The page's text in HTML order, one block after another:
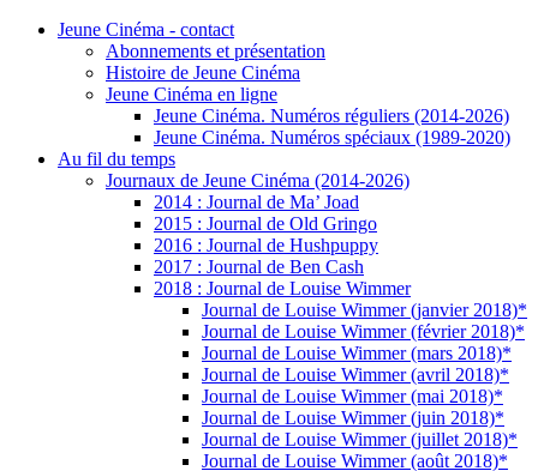
Jeune Cinéma - contact
Abonnements et présentation
Histoire de Jeune Cinéma
Jeune Cinéma en ligne
Jeune Cinéma. Numéros réguliers (2014-2026)
Jeune Cinéma. Numéros spéciaux (1989-2020)
Au fil du temps
Journaux de Jeune Cinéma (2014-2026)
2014 : Journal de Ma’ Joad
2015 : Journal de Old Gringo
2016 : Journal de Hushpuppy
2017 : Journal de Ben Cash
2018 : Journal de Louise Wimmer
Journal de Louise Wimmer (janvier 2018)*
Journal de Louise Wimmer (février 2018)*
Journal de Louise Wimmer (mars 2018)*
Journal de Louise Wimmer (avril 2018)*
Journal de Louise Wimmer (mai 2018)*
Journal de Louise Wimmer (juin 2018)*
Journal de Louise Wimmer (juillet 2018)*
Journal de Louise Wimmer (août 2018)*